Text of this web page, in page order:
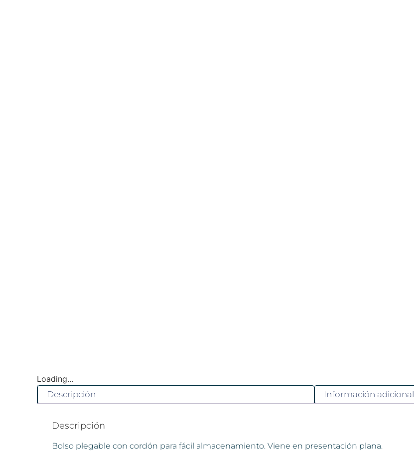
Loading...
Descripción
Información adicional
Descripción
Bolso plegable con cordón para fácil almacenamiento. Viene en presentación plana.